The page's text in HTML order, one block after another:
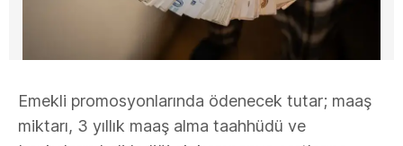
Emekli promosyonlarında ödenecek tutar; maaş
miktarı, 3 yıllık maaş alma taahhüdü ve